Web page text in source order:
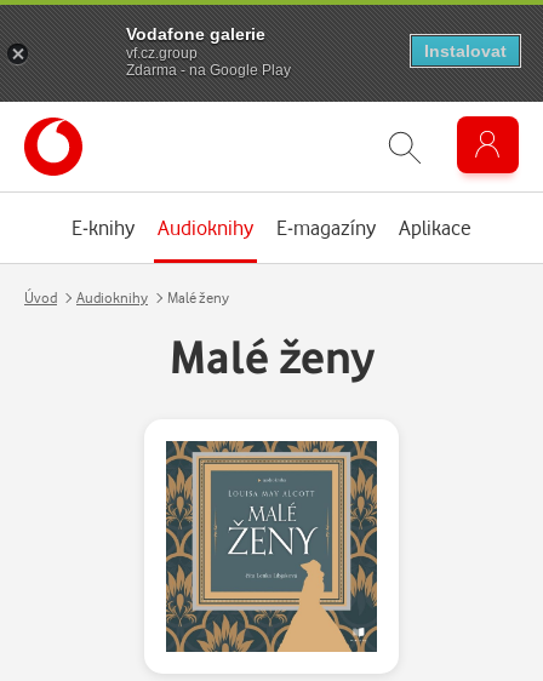
E-knihy Audioknihy E-magazíny Aplikace
Úvod Audioknihy Malé ženy
Malé ženy
Vodafone galerie
vf.cz.group
Zdarma - na Google Play
Instalovat